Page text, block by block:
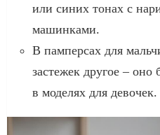
или синих тонах с
машинками.
В памперсах для
застежек другое –
в моделях для девочек.